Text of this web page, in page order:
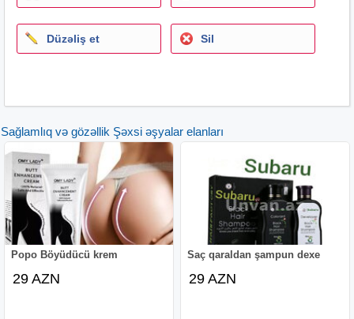
Düzəliş et Sil
Sağlamlıq və gözəllik Şəxsi əşyalar elanları
Popo Böyüdücü krem
29 AZN
Saç qaraldan şampun dexe
29 AZN